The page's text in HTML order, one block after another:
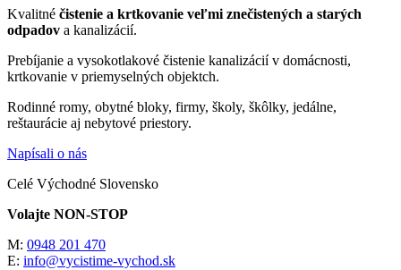
Kvalitné čistenie a krtkovanie veľmi znečistených a starých
odpadov a kanalizácií.
Prebíjanie a vysokotlakové čistenie kanalizácií v domácnosti,
krtkovanie v priemyselných objektch.
Rodinné romy, obytné bloky, firmy, školy, škôlky, jedálne,
reštaurácie aj nebytové priestory.
Napísali o nás
Celé Východné Slovensko
Volajte NON-STOP
M: 0948 201 470
E: info@vycistime-vychod.sk